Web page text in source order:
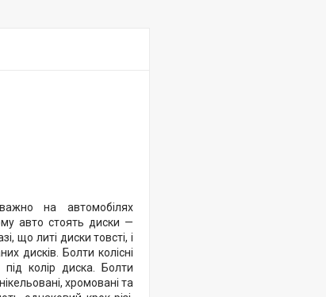
на автомобілях
авто стоять диски —
що литі диски товсті, і
дисків. Болти колісні
колір диска. Болти
хромовані та